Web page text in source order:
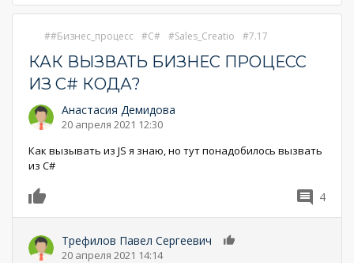
#Бизнес_процесс C# Sales_Creatio 7.17
КАК ВЫЗВАТЬ БИЗНЕС ПРОЦЕСС
ИЗ C# КОДА?
Анастасия Демидова
20 апреля 2021 12:30
Как вызывать из JS я знаю, но тут понадобилось вызвать
из C#
4
Трефилов Павел Сергеевич
20 апреля 2021 14:14